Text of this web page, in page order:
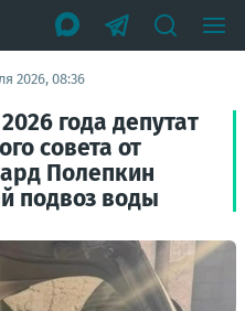
2026, 08:36
года депутат
совета от
Полепкин
подвоз воды